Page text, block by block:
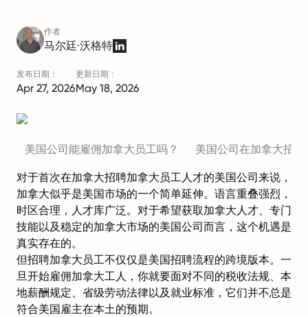
作者
马尔廷·沃格特
发布日期：
Apr 27, 2026
更新日期：
May 18, 2026
美国公司能雇佣加拿大员工吗？ 美国公司在加拿大招
对于首次在加拿大招聘加拿大员工人才的美国公司来说，
加拿大似乎是美国市场的一个简单延伸。语言重叠强烈，
时区合理，人才库广泛。对于希望获取加拿大人才、专门
技能以及稳定的加拿大市场的美国公司而言，这个机遇是
真实存在的。
但招聘加拿大员工不仅仅是美国招聘流程的跨境版本。一
旦开始雇佣加拿大工人，你就要面对不同的税收法规、本
地薪酬规定、省级劳动法律以及就业标准，它们并不总是
符合美国雇主在本土的预期。